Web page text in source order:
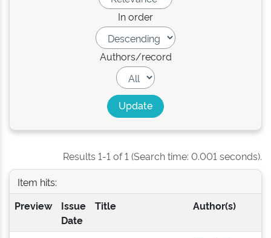
In order
Authors/record
Results 1-1 of 1 (Search time: 0.001 seconds).
Item hits:
Preview
Issue
Date
Title Author(s)